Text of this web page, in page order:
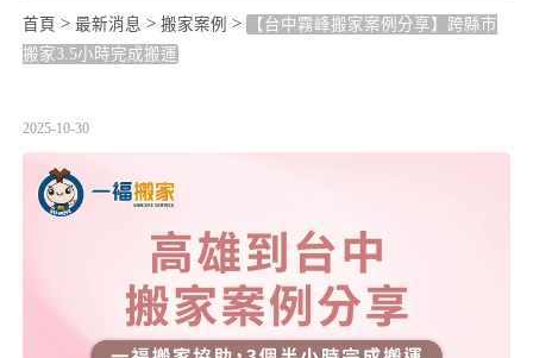
首頁 > 最新消息 > 搬家案例 >
【台中霧峰搬家案例分享】跨縣市
搬家3.5小時完成搬運
2025-10-30